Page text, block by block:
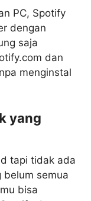
PC, Spotify
dengan
saja
dan
menginstal
yang
tapi tidak ada
belum semua
bisa